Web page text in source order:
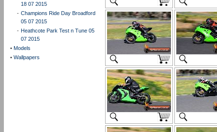
18 07 2015
- Champions Ride Day Broadford
05 07 2015
- Heathcote Park Test n Tune 05
07 2015
• Models
• Wallpapers